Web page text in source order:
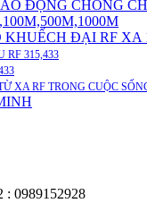
ĐỘNG CHỐNG
KHUẾCH ĐẠI RF XA
RF 315,433
XA RF TRONG CUỘC
: 0989152928